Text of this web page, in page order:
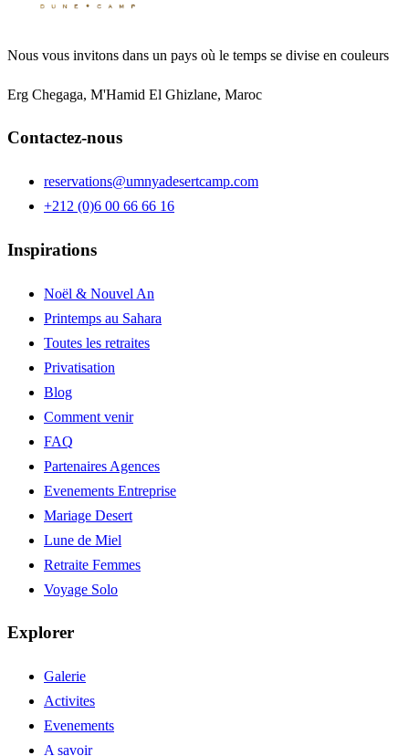
Nous vous invitons dans un pays où le temps se divise en couleurs
Erg Chegaga, M'Hamid El Ghizlane, Maroc
Contactez-nous
reservations@umnyadesertcamp.com
+212 (0)6 00 66 66 16
Inspirations
Noël & Nouvel An
Printemps au Sahara
Toutes les retraites
Privatisation
Blog
Comment venir
FAQ
Partenaires Agences
Evenements Entreprise
Mariage Desert
Lune de Miel
Retraite Femmes
Voyage Solo
Explorer
Galerie
Activites
Evenements
A savoir